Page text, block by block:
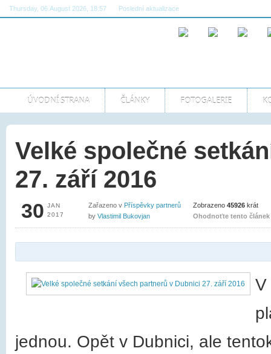
Thursday, 06.August 2026, 18:57 Poslední aktualizace
ÚVODNÍ STRANA ČLÁNKY FOTOGALERIE
Velké společné
27. září 2016
30 JAN
2017
Zařazeno v Příspěvky partnerů
by Vlastimil Bukovjan
Zobrazeno 45926 krát
Ohodnoťte tento článek
V
jednou. Opět v Dubnici, ale